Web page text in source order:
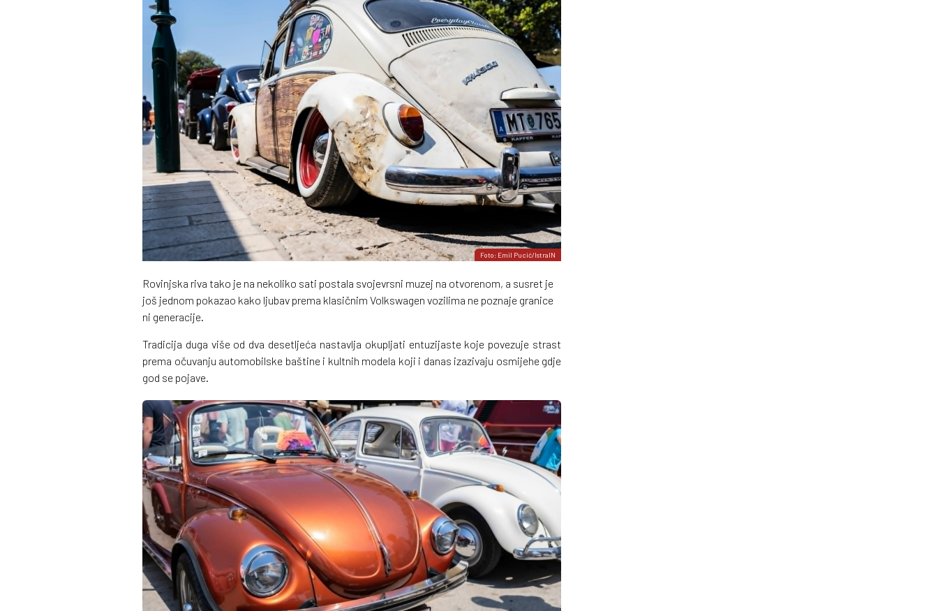
Foto: Emil Pucić/IstraIN
Rovinjska riva tako je na nekoliko sati postala svojevrsni muzej na otvorenom, a susret je
još jednom pokazao kako ljubav prema klasičnim Volkswagen vozilima ne poznaje granice
ni generacije.
Tradicija duga više od dva desetljeća nastavlja okupljati entuzijaste koje povezuje strast
prema očuvanju automobilske baštine i kultnih modela koji i danas izazivaju osmijehe gdje
god se pojave.